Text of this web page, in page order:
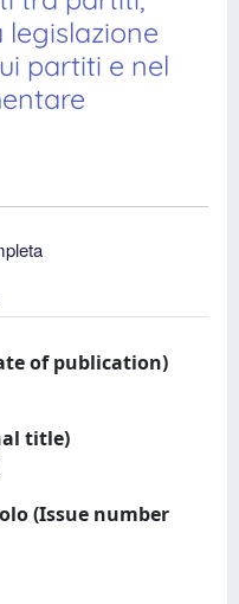
partiti e nel
of publication)
title)
(Issue number